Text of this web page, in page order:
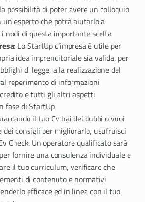
possibilità di poter avere un colloquio
un esperto che potrà aiutarlo a
nodi di questa importante scelta
: Lo StartUp d’impresa è utile per
idea imprenditoriale sia valida, per
di legge, alla realizzazione del
reperimento di informazioni
credito e tutti gli altri aspetti
fase di StartUp
il tuo Cv hai dei dubbi o vuoi
dei consigli per migliorarlo, usufruisci
Check. Un operatore qualificato sarà
fornire una consulenza individuale e
il tuo curriculum, verificare che
di contenuto e normativi
efficace ed in linea con il tuo